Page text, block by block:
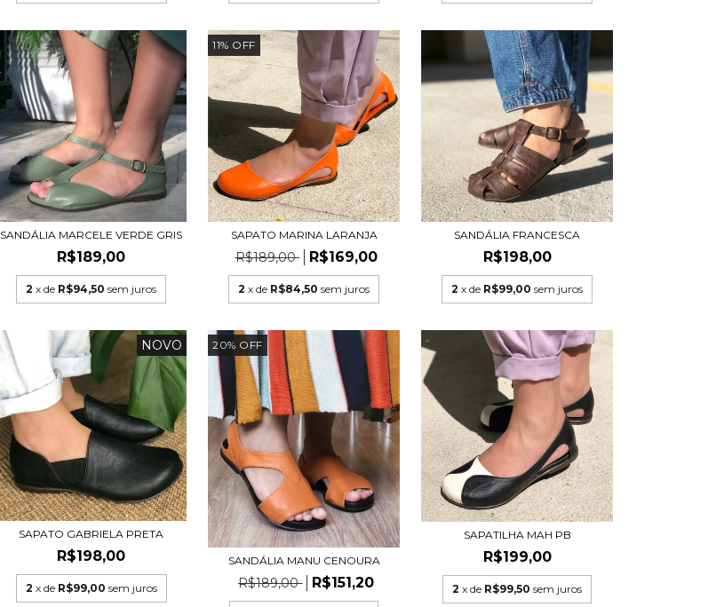
SANDÁLIA MARCELE VERDE GRIS
R$189,00
2 x de R$94,50 sem juros
11% OFF
SAPATO MARINA LARANJA
R$189,00 R$169,00
2 x de R$84,50 sem juros
SANDÁLIA FRANCESCA
R$198,00
2 x de R$99,00 sem juros
NOVO
SAPATO GABRIELA PRETA
R$198,00
2 x de R$99,00 sem juros
20% OFF
SANDÁLIA MANU CENOURA
R$189,00 R$151,20
SAPATILHA MAH PB
R$199,00
2 x de R$99,50 sem juros